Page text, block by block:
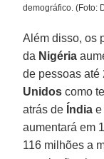
demográfico. (Foto:
Além disso, os
da Nigéria
de pessoas até
Unidos como
atrás de Índia
aumentará em
116 milhões a